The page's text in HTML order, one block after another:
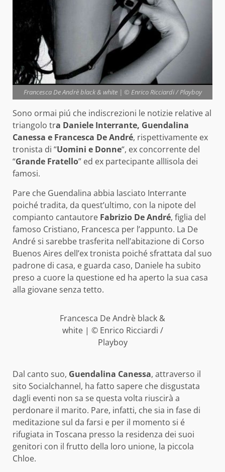
Francesca De Andrè black & white | © Enrico Ricciardi / Playboy
Sono ormai piú che indiscrezioni le notizie relative al
triangolo tra Daniele Interrante, Guendalina
Canessa e Francesca De André, rispettivamente ex
tronista di “Uomini e Donne“, ex concorrente del
“Grande Fratello” ed ex partecipante allIisola dei
famosi.
Pare che Guendalina abbia lasciato Interrante
poiché tradita, da quest’ultimo, con la nipote del
compianto cantautore Fabrizio De André, figlia del
famoso Cristiano, Francesca per l’appunto. La De
André si sarebbe trasferita nell’abitazione di Corso
Buenos Aires dell’ex tronista poiché sfrattata dal suo
padrone di casa, e guarda caso, Daniele ha subito
preso a cuore la questione ed ha aperto la sua casa
alla giovane senza tetto.
Francesca De Andrè black &
white | © Enrico Ricciardi /
Playboy
Dal canto suo, Guendalina Canessa, attraverso il
sito Socialchannel, ha fatto sapere che disgustata
dagli eventi non sa se questa volta riuscirà a
perdonare il marito. Pare, infatti, che sia in fase di
meditazione sul da farsi e per il momento si é
rifugiata in Toscana presso la residenza dei suoi
genitori con il frutto della loro unione, la piccola
Chloe.